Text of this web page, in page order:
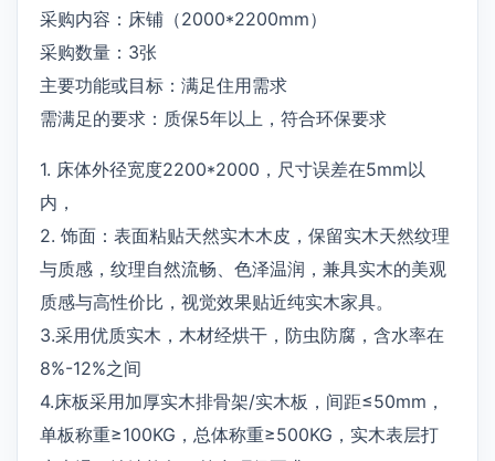
采购内容：床铺（2000*2200mm）
采购数量：3张
主要功能或目标：满足住用需求
需满足的要求：质保5年以上，符合环保要求
1. 床体外径宽度2200*2000，尺寸误差在5mm以
内，
2. 饰面：表面粘贴天然实木木皮，保留实木天然纹理
与质感，纹理自然流畅、色泽温润，兼具实木的美观
质感与高性价比，视觉效果贴近纯实木家具。
3.采用优质实木，木材经烘干，防虫防腐，含水率在
8%-12%之间
4.床板采用加厚实木排骨架/实木板，间距≤50mm，
单板称重≥100KG，总体称重≥500KG，实木表层打